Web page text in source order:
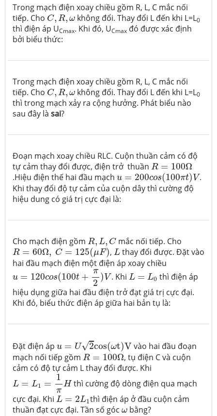
Trong mạch điện xoay chiều gồm R, L, C mắc nối
tiếp. Cho C, R, ω
C,R,ω không đổi. Thay đổi L đến khi L=L0
thì điện áp UCmax. Khi đó, UCmax đó được xác định
bởi biểu thức:
Trong mạch điện xoay chiều gồm R, L, C mắc nối
tiếp. Cho C, R, ω
C,R,ω không đổi. Thay đổi L đến khi L=L0
thì trong mạch xảy ra cộng hưởng. Phát biểu nào
sau đây là sai?
Đoạn mạch xoay chiều RLC. Cuộn thuần cảm có độ
tự cảm thay đổi được, điện trở thuần R = 100Ω
R=100Ω
.Hiệu điện thế hai đầu mạch u = 200cos(100πt) V
u= 200cos(100πt)V .
Khi thay đổi độ tự cảm của cuộn dây thì cường độ
hiệu dung có giá trị cực đại là:
Cho mạch điện gồm R, L, C
R, L,C mắc nối tiếp. Cho
R = 60Ω, C = 125(μF)
R=60Ω,C=125(μF) , L
Lthay đổi được. Đặt vào
hai đầu mạch điện một điện áp xoay chiều
u = 120cos(100t +
π
2
) V
u= 120 cos(100t+ π2)V
. Khi L = L0
L= 0
thì điện áp
hiệu dụng giữa hai đầu điện trở đạt giá trị cực đại.
Khi đó, biểu thức điện áp giữa hai bản tụ là:
Đặt điện áp u = U√2cos(ωt)V
2c os )
vào hai đầu đoạn
mạch nối tiếp gồm R = 100Ω
R=100Ω
, tụ điện C và cuộn
cảm có độ tự cảm L thay đổi được. Khi
L = L1 =
1
π
H
L=L 1= 1πH
thì cường độ dòng điện qua mạch
cực đại. Khi L = 2L1
L L1
thì điện áp ở đầu cuộn cảm
thuần đạt cực đại. Tần số góc ω
ω bằng?